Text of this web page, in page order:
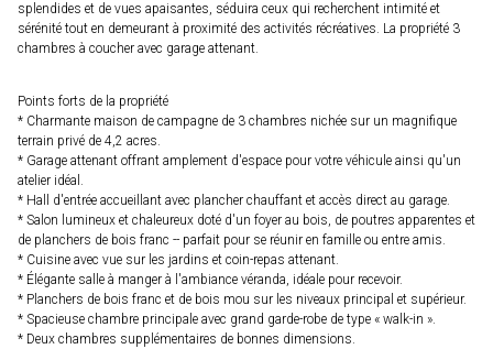
splendides et de vues apaisantes, séduira ceux qui recherchent intimité et
sérénité tout en demeurant à proximité des activités récréatives. La propriété 3
chambres à coucher avec garage attenant.
Points forts de la propriété
* Charmante maison de campagne de 3 chambres nichée sur un magnifique
terrain privé de 4,2 acres.
* Garage attenant offrant amplement d'espace pour votre véhicule ainsi qu'un
atelier idéal.
* Hall d'entrée accueillant avec plancher chauffant et accès direct au garage.
* Salon lumineux et chaleureux doté d'un foyer au bois, de poutres apparentes et
de planchers de bois franc -- parfait pour se réunir en famille ou entre amis.
* Cuisine avec vue sur les jardins et coin-repas attenant.
* Élégante salle à manger à l'ambiance véranda, idéale pour recevoir.
* Planchers de bois franc et de bois mou sur les niveaux principal et supérieur.
* Spacieuse chambre principale avec grand garde-robe de type « walk-in ».
* Deux chambres supplémentaires de bonnes dimensions.